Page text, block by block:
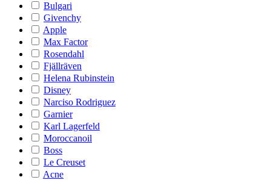
Bulgari
Givenchy
Apple
Max Factor
Rosendahl
Fjällräven
Helena Rubinstein
Disney
Narciso Rodriguez
Garnier
Karl Lagerfeld
Moroccanoil
Boss
Le Creuset
Acne